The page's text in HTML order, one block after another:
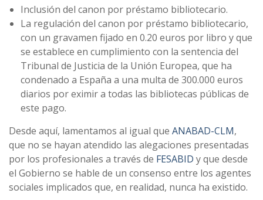
Inclusión del canon por préstamo bibliotecario.
La regulación del canon por préstamo bibliotecario,
con un gravamen fijado en 0.20 euros por libro y que
se establece en cumplimiento con la sentencia del
Tribunal de Justicia de la Unión Europea, que ha
condenado a España a una multa de 300.000 euros
diarios por eximir a todas las bibliotecas públicas de
este pago.
Desde aquí­, lamentamos al igual que ANABAD-CLM,
que no se hayan atendido las alegaciones presentadas
por los profesionales a través de FESABID y que desde
el Gobierno se hable de un consenso entre los agentes
sociales implicados que, en realidad, nunca ha existido.